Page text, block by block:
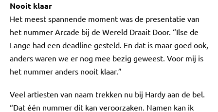
Nooit klaar
Het meest spannende moment was de presentatie van
het nummer Arcade bij de Wereld Draait Door. “Ilse de
Lange had een deadline gesteld. En dat is maar goed ook,
anders waren we er nog mee bezig geweest. Voor mij is
het nummer anders nooit klaar.”
Veel artiesten van naam trekken nu bij Hardy aan de bel.
“Dat één nummer dit kan veroorzaken. Namen kan ik